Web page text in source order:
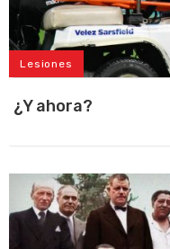
Lesiones
¿Y ahora?